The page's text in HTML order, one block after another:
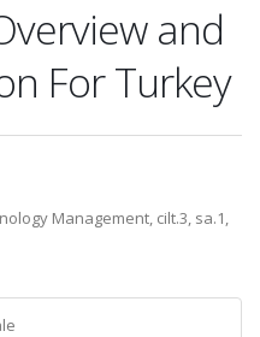
and
For Turkey
Management, cilt.3, sa.1,